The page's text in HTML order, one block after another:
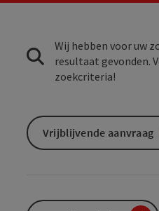
Wij hebben voor uw
resultaat gevonden.
zoekcriteria!
Vrijblijvende aanvraag